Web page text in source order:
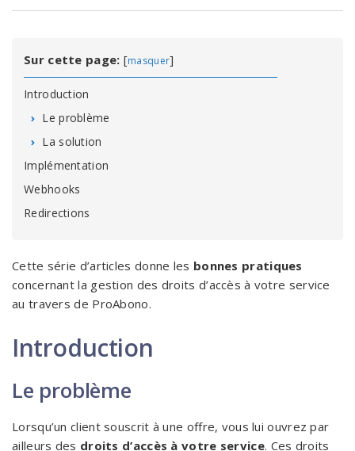
Sur cette page: [masquer]
Introduction
Le problème
La solution
Implémentation
Webhooks
Redirections
Cette série d’articles donne les bonnes pratiques
concernant la gestion des droits d’accès à votre service
au travers de ProAbono.
Introduction
Le problème
Lorsqu’un client souscrit à une offre, vous lui ouvrez par
ailleurs des droits d’accès à votre service. Ces droits